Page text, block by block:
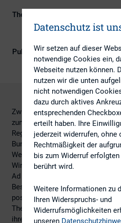
Themengebiete
Publikationsform
DIRK-
Zwischen geopolitischen
zunehmend die Verringerung von
Regulierung auf die Fahnen. Was
Bundesregierung für
Welche Signale kommen aus
Wird es mit der Insiderliste viel
Ad hoc-Pflicht? Keine Angst mehr
Beschlussanfechtungen nach
positioniert sich die BaFin
Themen ordnete Dr. Katharina
ihrem Vortrag am 24. Juni 2025
Datenschutz ist
Wir setzen auf dieser
notwendige Cookies ein,
Webseite nutzen können.
nutzen wir die unten
nicht notwendigen
dazu durch aktives
entsprechenden
erteilt haben. Ihre
jederzeit widerrufen, ohne
Rechtmäßigkeit der
bis zum Widerruf
berührt wird.
Weitere Informationen zu
Ihren Widerspruchs- und
Widerrufsmöglichkeiten
unseren